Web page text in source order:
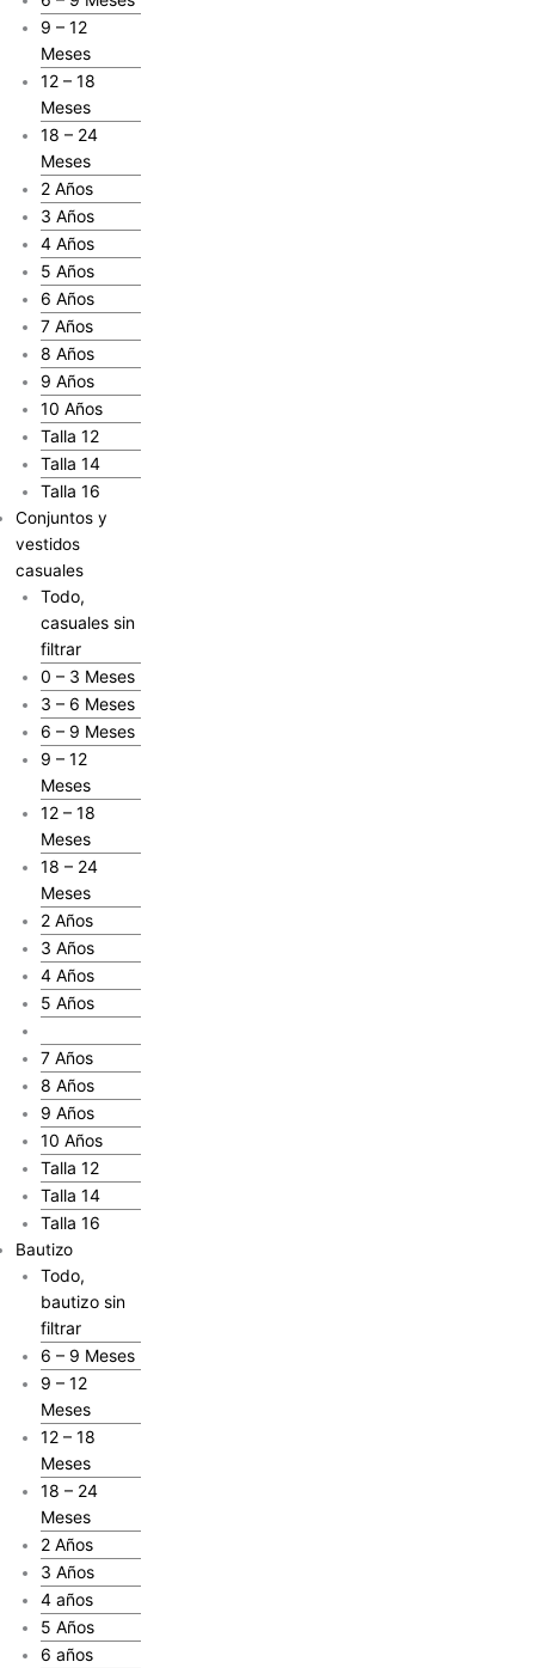
9 – 12
Meses
12 – 18
Meses
18 – 24
Meses
2 Años
3 Años
4 Años
5 Años
6 Años
7 Años
8 Años
9 Años
10 Años
Talla 12
Talla 14
Talla 16
Conjuntos y
vestidos
casuales
Todo,
casuales sin
filtrar
0 – 3 Meses
3 – 6 Meses
6 – 9 Meses
9 – 12
Meses
12 – 18
Meses
18 – 24
Meses
2 Años
3 Años
4 Años
5 Años
7 Años
8 Años
9 Años
10 Años
Talla 12
Talla 14
Talla 16
Bautizo
Todo,
bautizo sin
filtrar
6 – 9 Meses
9 – 12
Meses
12 – 18
Meses
18 – 24
Meses
2 Años
3 Años
4 años
5 Años
6 años